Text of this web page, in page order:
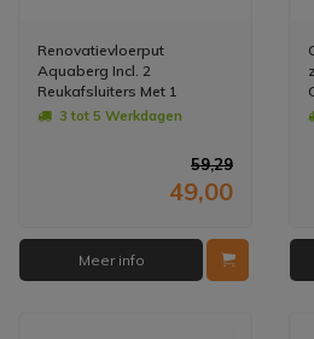
Renovatievloerput
Aquaberg Incl. 2
Reukafsluiters Met 1
Aansluiting 14.6x14.6x7.1
3 tot 5 Werkdagen
59,29
49,00
Meer info